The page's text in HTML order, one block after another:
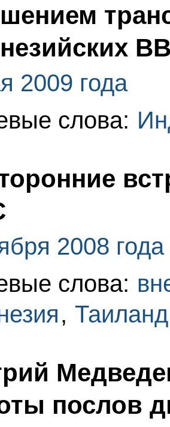
2009 года
слова:
2008 года
слова:
, Таиланд
послов